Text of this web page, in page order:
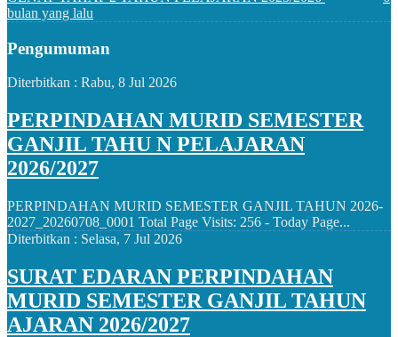
bulan yang lalu
Pengumuman
Diterbitkan : Rabu, 8 Jul 2026
PERPINDAHAN MURID SEMESTER
GANJIL TAHU N PELAJARAN
2026/2027
PERPINDAHAN MURID SEMESTER GANJIL TAHUN 2026-
2027_20260708_0001 Total Page Visits: 256 - Today Page...
Diterbitkan : Selasa, 7 Jul 2026
SURAT EDARAN PERPINDAHAN
MURID SEMESTER GANJIL TAHUN
AJARAN 2026/2027